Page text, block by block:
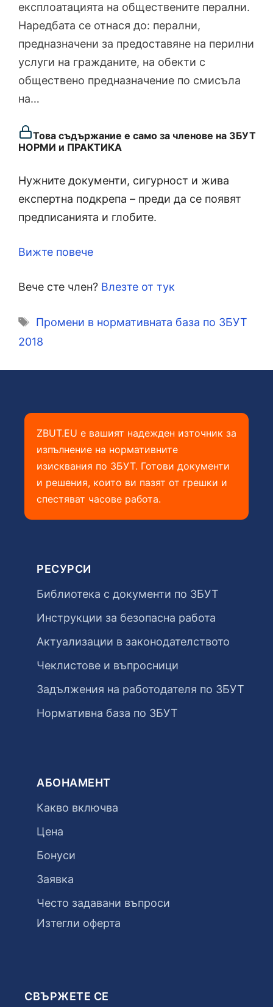
експлоатацията на обществените перални.
Наредбата се отнася до: перални,
предназначени за предоставяне на перилни
услуги на гражданите, на обекти с
обществено предназначение по смисъла
на…
Това съдържание е само за членове на ЗБУТ
НОРМИ и ПРАКТИКА
Нужните документи, сигурност и жива
експертна подкрепа – преди да се появят
предписанията и глобите.
Вижте повече
Вече сте член? Влезте от тук
Етикети
Промени в нормативната база по ЗБУТ
2018
ZBUT.EU е вашият надежден източник за
изпълнение на нормативните
изисквания по ЗБУТ. Готови документи
и решения, които ви пазят от грешки и
спестяват часове работа.
РЕСУРСИ
Библиотека с документи по ЗБУТ
Инструкции за безопасна работа
Актуализации в законодателството
Чеклистове и въпросници
Задължения на работодателя по ЗБУТ
Нормативна база по ЗБУТ
АБОНАМЕНТ
Какво включва
Цена
Бонуси
Заявка
Често задавани въпроси
Изтегли оферта
СВЪРЖЕТЕ СЕ